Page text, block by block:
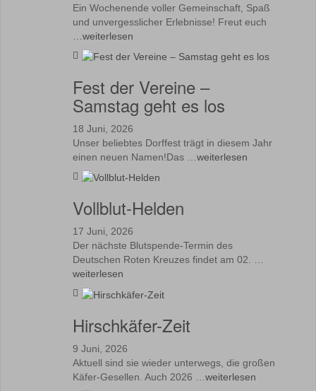
Ein Wochenende voller Gemeinschaft, Spaß
und unvergesslicher Erlebnisse! Freut euch
weiterlesen
Fest der Vereine –
Samstag geht es los
18 Juni, 2026
Unser beliebtes Dorffest trägt in diesem Jahr
einen neuen Namen!Das … weiterlesen
Vollblut-Helden
17 Juni, 2026
Der nächste Blutspende-Termin des
Deutschen Roten Kreuzes findet am 02. …
weiterlesen
Hirschkäfer-Zeit
9 Juni, 2026
Aktuell sind sie wieder unterwegs, die großen
Käfer-Gesellen. Auch 2026 … weiterlesen